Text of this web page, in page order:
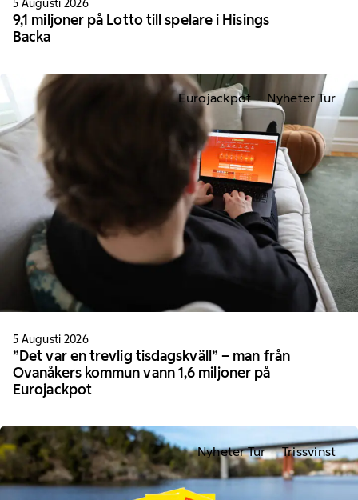
5 Augusti 2026
9,1 miljoner på Lotto till spelare i Hisings
Backa
Eurojackpot Nyheter Tur
5 Augusti 2026
”Det var en trevlig tisdagskväll” – man från
Ovanåkers kommun vann 1,6 miljoner på
Eurojackpot
Nyheter Tur Trissvinst